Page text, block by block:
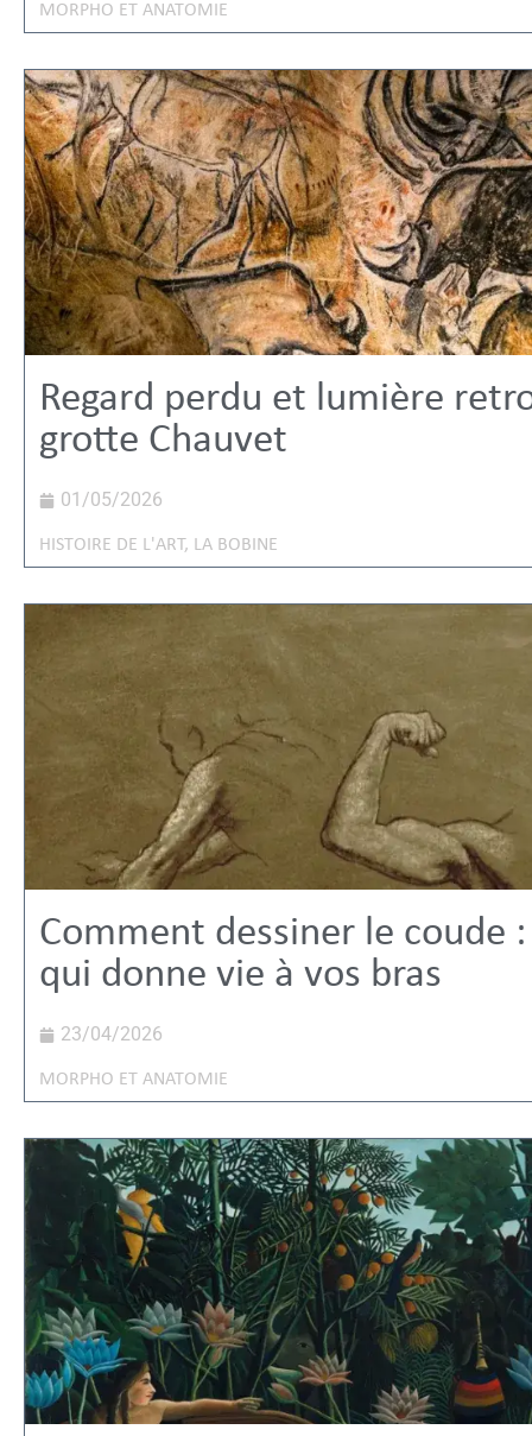
MORPHO ET ANATOMIE
Regard perdu et lumière
grotte Chauvet
01/05/2026
HISTOIRE DE L'ART, LA BOBINE
Comment dessiner le coude
qui donne vie à vos bras
23/04/2026
MORPHO ET ANATOMIE